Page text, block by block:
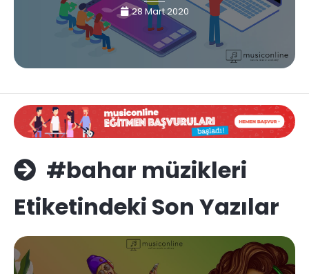
28 Mart 2020
#bahar müzikleri
Etiketindeki Son Yazılar